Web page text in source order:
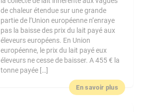
de chaleur étendue sur une grande
partie de l’Union européenne n’enraye
pas la baisse des prix du lait payé aux
éleveurs européens. En Union
européenne, le prix du lait payé eux
éleveurs ne cesse de baisser. A 455 € la
tonne payée […]
En savoir plus